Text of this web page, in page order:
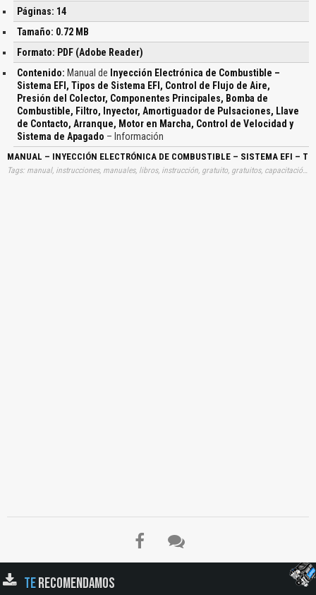
Páginas: 14
Tamaño: 0.72 MB
Formato: PDF (Adobe Reader)
Contenido: Manual de Inyección Electrónica de Combustible –
Sistema EFI, Tipos de Sistema EFI, Control de Flujo de Aire,
Presión del Colector, Componentes Principales, Bomba de
Combustible, Filtro, Inyector, Amortiguador de Pulsaciones, Llave
de Contacto, Arranque, Motor en Marcha, Control de Velocidad y
Sistema de Apagado – Información
MANUAL – INYECCIÓN ELECTRÓNICA DE COMBUSTIBLE – SISTEMA EFI –
Tags: manual, instrucciones, manuales, libros, instrucción, gratuito, gratuitos, capacitación, entrenamiento, capacitaciones, información, datos, gratis, descargar, guías, guias, inyecciones, electronicas, combustibles, sistemas, efi, tipos, sistemas, efi, control, flujos, aires, presiones, colectores, componentes, principales, bombas, combustibles, filtros, inyectores, amortiguadores, pulsaciones, llaves, contactos, arranques, motores, marchas, control, velocidades, sistemas, apagados, aprender, descargas
TERECOMENDAMOS